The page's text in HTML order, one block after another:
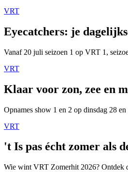
VRT
Eyecatchers: je
Vanaf 20 juli seizoen 1 op VRT 1,
VRT
Klaar voor zon, zee en
Opnames show 1 en 2 op dinsdag 28
VRT
't Is pas écht zomer als
Wie wint VRT Zomerhit 2026? Ontdek